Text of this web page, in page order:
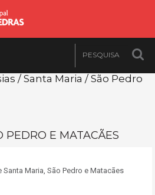
/ Santa Maria / São Pedro
PEDRO E MATACÃES